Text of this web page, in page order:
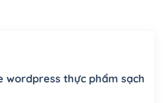
.com .net .org (1 năm)
(+300,000₫)
wordpress thực phẩm sạch